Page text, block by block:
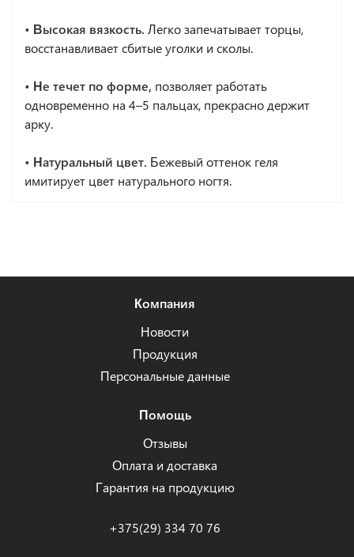
• Высокая вязкость. Легко запечатывает торцы,
восстанавливает сбитые уголки и сколы.
• Не течет по форме, позволяет работать
одновременно на 4–5 пальцах, прекрасно держит
арку.
• Натуральный цвет. Бежевый оттенок геля
имитирует цвет натурального ногтя.
Компания
Новости
Продукция
Персональные данные
Помощь
Отзывы
Оплата и доставка
Гарантия на продукцию
+375(29) 334 70 76